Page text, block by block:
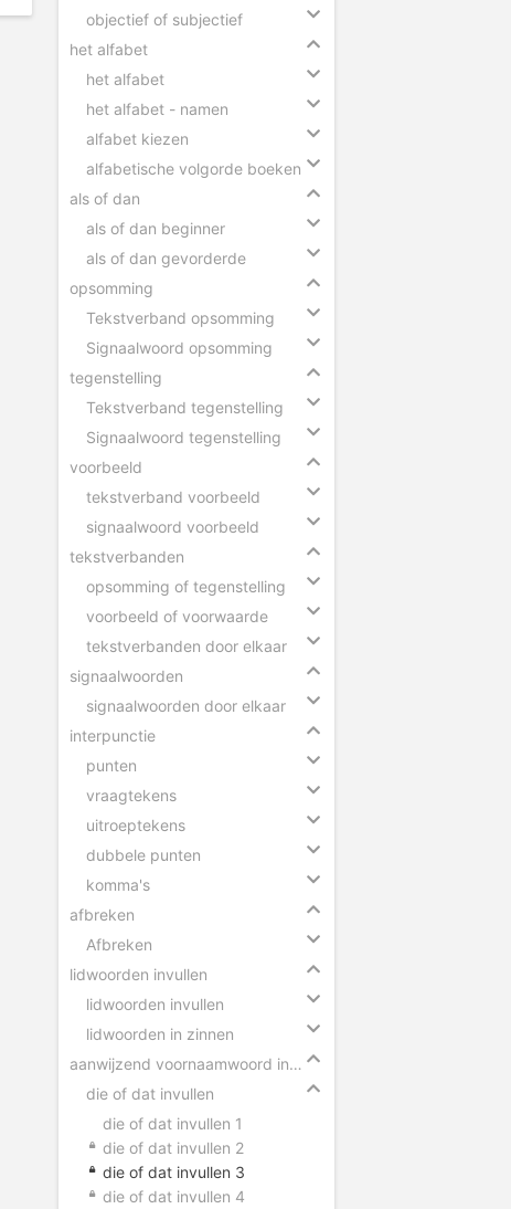
objectief of subjectief
het alfabet
het alfabet
het alfabet - namen
alfabet kiezen
alfabetische volgorde boeken
als of dan
als of dan beginner
als of dan gevorderde
opsomming
Tekstverband opsomming
Signaalwoord opsomming
tegenstelling
Tekstverband tegenstelling
Signaalwoord tegenstelling
voorbeeld
tekstverband voorbeeld
signaalwoord voorbeeld
tekstverbanden
opsomming of tegenstelling
voorbeeld of voorwaarde
tekstverbanden door elkaar
signaalwoorden
signaalwoorden door elkaar
interpunctie
punten
vraagtekens
uitroeptekens
dubbele punten
komma's
afbreken
Afbreken
lidwoorden invullen
lidwoorden invullen
lidwoorden in zinnen
aanwijzend voornaamwoord invullen
die of dat invullen
die of dat invullen 1
die of dat invullen 2
die of dat invullen 3
die of dat invullen 4